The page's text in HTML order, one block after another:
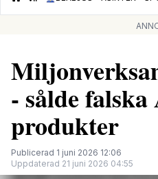
- sålde
produkter
Publicerad 1 juni 2026 12:06
Uppdaterad 21 juni 2026 04:55